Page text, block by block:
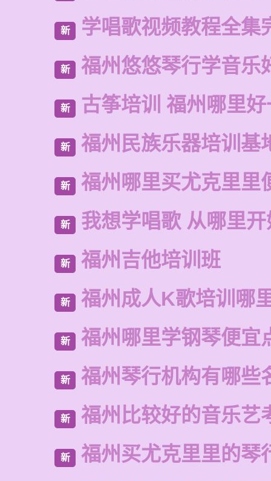
新 学唱歌视频教程全集
新 福州悠悠琴行学音乐
新 古筝培训 福州哪里
新 福州民族乐器培训基
新 福州哪里买尤克里里
新 我想学唱歌 从哪里开
新 福州吉他培训班
新 福州成人K歌培训哪
新 福州哪里学钢琴便宜
新 福州琴行机构有哪些
新 福州比较好的音乐艺
新 福州买尤克里里的琴